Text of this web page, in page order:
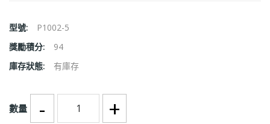
型號:
P1002-5
獎勵積分:
94
庫存狀態:
有庫存
數量 - +